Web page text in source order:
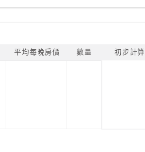
平均每晚房價 數量 初步計算